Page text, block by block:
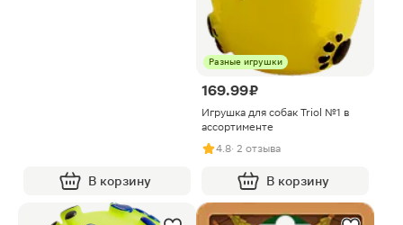
В корзину
Разные игрушки
169.99 ₽
Игрушка для собак Triol №1 в
ассортименте
4.8· 2 отзыва
В корзину